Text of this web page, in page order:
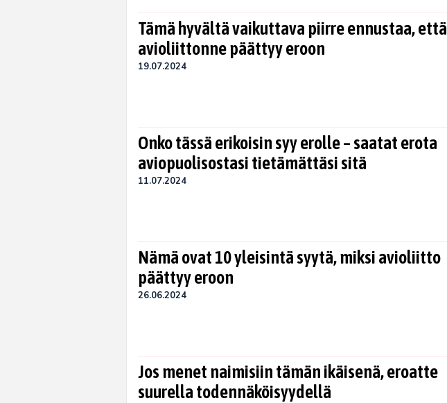
Tämä hyvältä vaikuttava piirre ennustaa, että
avioliittonne päättyy eroon
19.07.2024
Onko tässä erikoisin syy erolle – saatat erota
aviopuolisostasi tietämättäsi sitä
11.07.2024
Nämä ovat 10 yleisintä syytä, miksi avioliitto
päättyy eroon
26.06.2024
Jos menet naimisiin tämän ikäisenä, eroatte
suurella todennäköisyydellä